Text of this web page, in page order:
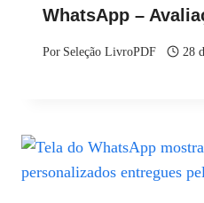
WhatsApp –
Por Seleção LivroPDF 28